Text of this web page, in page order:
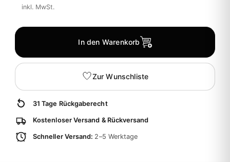
inkl. MwSt.
In den Warenkorb
Zur Wunschliste
31 Tage Rückgaberecht
Kostenloser Versand & Rückversand
Schneller Versand: 2–5 Werktage